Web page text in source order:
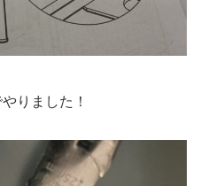
りました！